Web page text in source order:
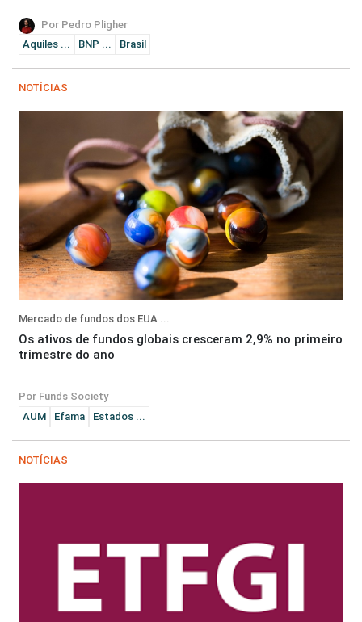
Por Pedro Pligher
Aquiles ...
BNP ... Brasil
NOTÍCIAS
Mercado de fundos dos EUA ...
Os ativos de fundos globais cresceram 2,9% no primeiro
trimestre do ano
Por Funds Society
AUM
Efama Estados ...
NOTÍCIAS